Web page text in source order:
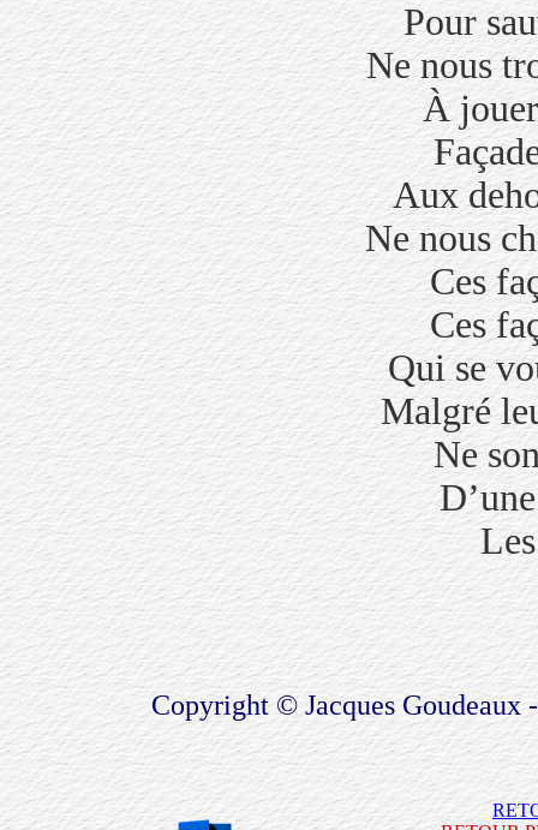
Pour
Ne nous
À
Aux
Ne nous
Ces
Ces
Qui se
Malgré
Ne
Copyright © Jacques